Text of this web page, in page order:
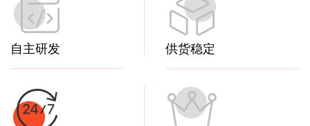
自主研发 供货稳定